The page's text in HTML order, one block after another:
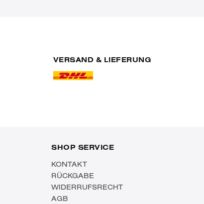
VERSAND & LIEFERUNG
SHOP SERVICE
KONTAKT
RÜCKGABE
WIDERRUFSRECHT
AGB